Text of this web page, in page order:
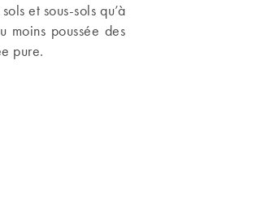
et sous-sols qu’à
poussée des
pure.